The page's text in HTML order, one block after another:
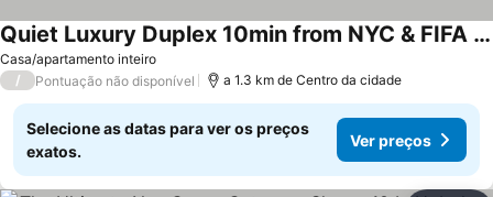
Casa/apartamento inteiro
Quiet Luxury Duplex 10min from NYC & FIFA World Cup
/ Pontuação não disponível a 1.3 km de Centro da cidade
Selecione as datas para ver os preços
exatos.
Ver preços